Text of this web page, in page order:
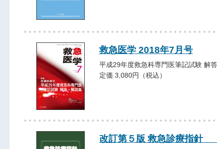
救急医学 2018年7月号
平成29年度救急科専門医筆記試験 解
定価 3,080円（税込）
改訂第５版 救急診療指針